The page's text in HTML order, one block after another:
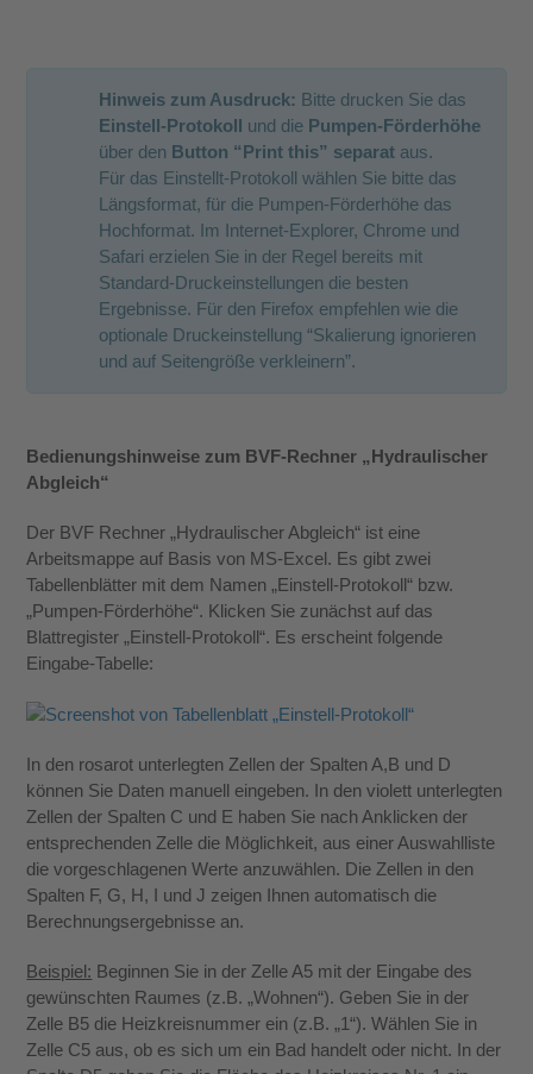
Hinweis zum Ausdruck: Bitte drucken Sie das
Einstell-Protokoll und die Pumpen-Förderhöhe
über den Button “Print this” separat aus.
Für das Einstellt-Protokoll wählen Sie bitte das
Längsformat, für die Pumpen-Förderhöhe das
Hochformat. Im Internet-Explorer, Chrome und
Safari erzielen Sie in der Regel bereits mit
Standard-Druckeinstellungen die besten
Ergebnisse. Für den Firefox empfehlen wie die
optionale Druckeinstellung “Skalierung ignorieren
und auf Seitengröße verkleinern”.
Bedienungshinweise zum BVF-Rechner „Hydraulischer
Abgleich“
Der BVF Rechner „Hydraulischer Abgleich“ ist eine
Arbeitsmappe auf Basis von MS-Excel. Es gibt zwei
Tabellenblätter mit dem Namen „Einstell-Protokoll“ bzw.
„Pumpen-Förderhöhe“. Klicken Sie zunächst auf das
Blattregister „Einstell-Protokoll“. Es erscheint folgende
Eingabe-Tabelle:
In den rosarot unterlegten Zellen der Spalten A,B und D
können Sie Daten manuell eingeben. In den violett unterlegten
Zellen der Spalten C und E haben Sie nach Anklicken der
entsprechenden Zelle die Möglichkeit, aus einer Auswahlliste
die vorgeschlagenen Werte anzuwählen. Die Zellen in den
Spalten F, G, H, I und J zeigen Ihnen automatisch die
Berechnungsergebnisse an.
Beispiel: Beginnen Sie in der Zelle A5 mit der Eingabe des
gewünschten Raumes (z.B. „Wohnen“). Geben Sie in der
Zelle B5 die Heizkreisnummer ein (z.B. „1“). Wählen Sie in
Zelle C5 aus, ob es sich um ein Bad handelt oder nicht. In der